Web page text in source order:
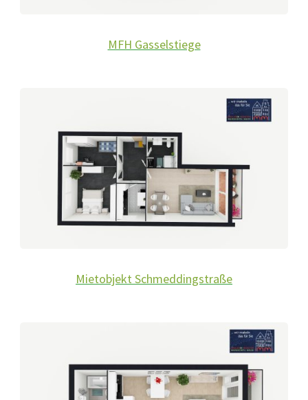
MFH Gasselstiege
Mietobjekt Schmeddingstraße